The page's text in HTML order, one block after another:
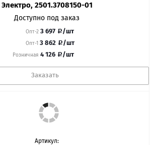
Электро, 2501.3708150-01
Доступно под заказ
Опт-2 3 697 /шт
Опт-1 3 862 /шт
Розничная 4 126 /шт
Заказать
Артикул: